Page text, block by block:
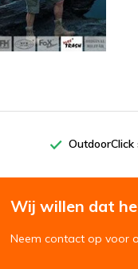
Wij willen dat
Neem contact op voor